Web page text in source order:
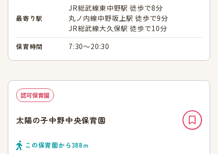
最寄り駅
JR総武線東中野駅 徒歩で8分
丸ノ内線中野坂上駅 徒歩で9分
JR総武線大久保駅 徒歩で10分
保育時間 7:30～20:30
認可保育園
太陽の子中野中央保育園
この保育園から388ｍ